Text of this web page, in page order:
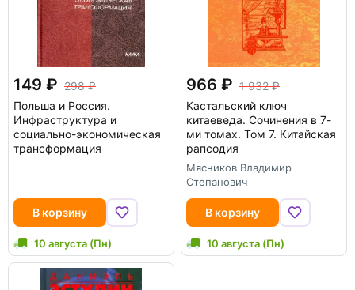
149
298
Польша и Россия.
Инфраструктура и
социально-экономическая
трансформация
В корзину
10 августа (Пн)
966
1 932
Кастальский ключ
китаеведа. Сочинения в 7-
ми томах. Том 7. Китайская
рапсодия
Мясников Владимир
Степанович
В корзину
10 августа (Пн)